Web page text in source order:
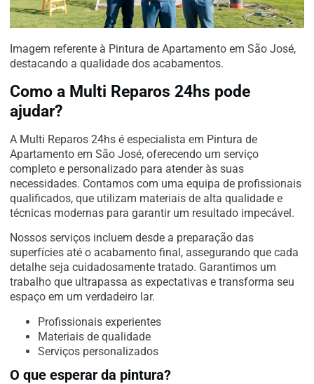
Imagem referente à Pintura de Apartamento em São José,
destacando a qualidade dos acabamentos.
Como a Multi Reparos 24hs pode
ajudar?
A Multi Reparos 24hs é especialista em Pintura de
Apartamento em São José, oferecendo um serviço
completo e personalizado para atender às suas
necessidades. Contamos com uma equipa de profissionais
qualificados, que utilizam materiais de alta qualidade e
técnicas modernas para garantir um resultado impecável.
Nossos serviços incluem desde a preparação das
superfícies até o acabamento final, assegurando que cada
detalhe seja cuidadosamente tratado. Garantimos um
trabalho que ultrapassa as expectativas e transforma seu
espaço em um verdadeiro lar.
Profissionais experientes
Materiais de qualidade
Serviços personalizados
O que esperar da pintura?